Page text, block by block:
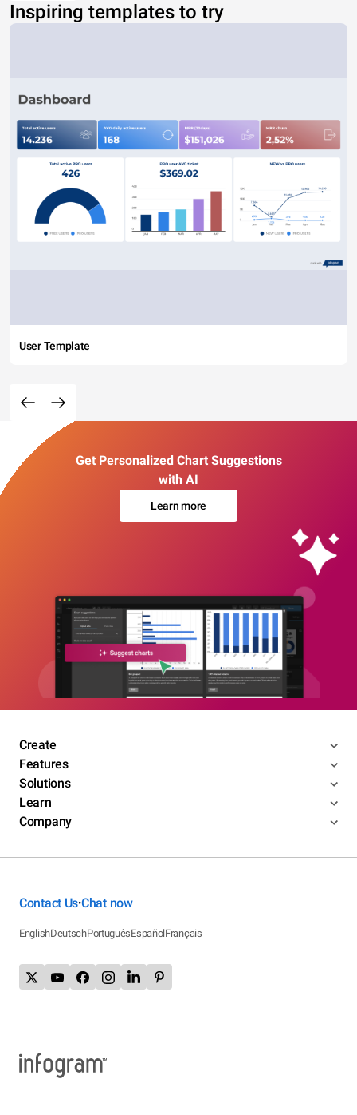
Inspiring templates to try
User Template
Get Personalized Chart Suggestions
with AI
Learn more
Create
Features
Solutions
Learn
Company
Contact Us•Chat now
EnglishDeutschPortuguêsEspañolFrançais